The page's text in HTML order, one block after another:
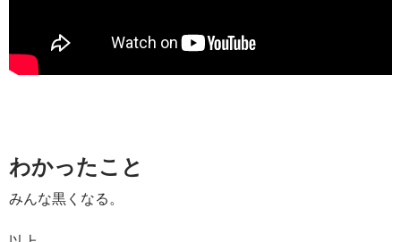
わかったこと
みんな黒くなる。